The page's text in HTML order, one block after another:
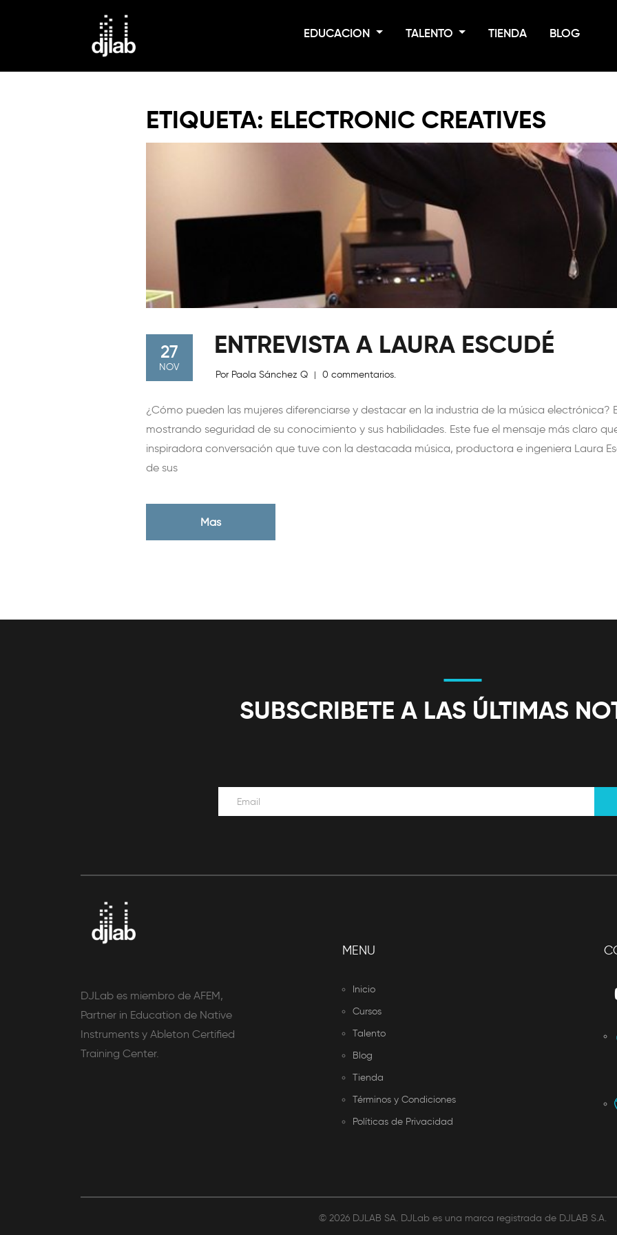
EDUCACION TALENTO TIENDA BLOG
ETIQUETA: ELECTRONIC CREATIVES
27
NOV
ENTREVISTA A LAURA ESCUDÉ
Por Paola Sánchez Q | 0 commentarios.
¿Cómo pueden las mujeres diferenciarse y destacar en la industria de la música
mostrando seguridad de su conocimiento y sus habilidades. Este fue el mensaje más claro
inspiradora conversación que tuve con la destacada música, productora e ingeniera Laura
de sus
Mas
SUBSCRIBETE A LAS ÚLTIMAS
DJLab es miembro de AFEM,
Partner in Education de Native
Instruments y Ableton Certified
Training Center.
MENU
Inicio
Cursos
Talento
Blog
Tienda
Términos y Condiciones
Políticas de Privacidad
© 2026 DJLAB SA. DJLab es una marca registrada de DJLAB S.A.